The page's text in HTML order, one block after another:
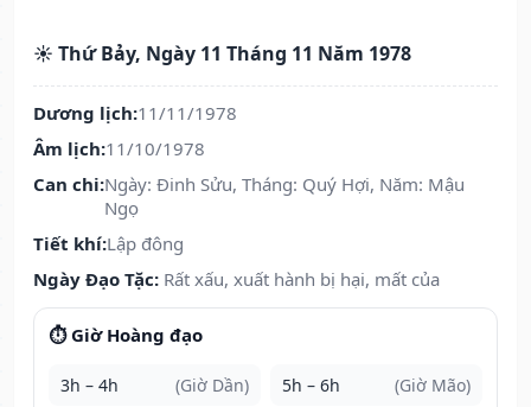
☀️ Thứ Bảy, Ngày 11 Tháng 11 Năm 1978
Dương lịch:11/11/1978
Âm lịch:11/10/1978
Can chi:Ngày: Đinh Sửu, Tháng: Quý Hợi, Năm: Mậu
Ngọ
Tiết khí:Lập đông
Ngày Đạo Tặc: Rất xấu, xuất hành bị hại, mất của
⏱️ Giờ Hoàng đạo
3h – 4h (Giờ Dần) 5h – 6h (Giờ Mão)